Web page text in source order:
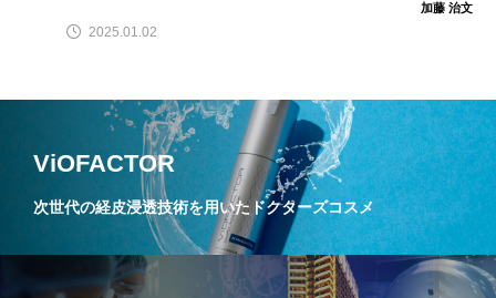
加藤 治文
2025.01.02
ViOFACTOR
次世代の経皮浸透技術を用いたドクターズコスメ